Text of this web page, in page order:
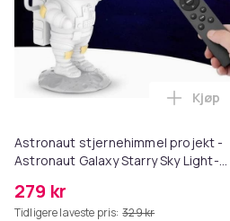
Astronaut stjernehimmel projekt -
Astronaut Galaxy Starry Sky Light-
279 kr
Tidligere laveste pris: 329 kr
Legg
Kjøp